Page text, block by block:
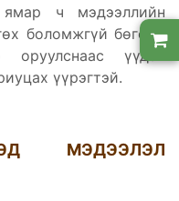
ч мэдээллийн
боломжгүй бөгөөд
үүдэн
үүрэгтэй.
МЭДЭЭЛЭЛ